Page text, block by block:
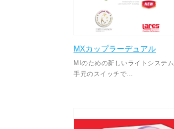
MXカップラーデュアル
MIのための新しいライトシステム
手元のスイッチで...